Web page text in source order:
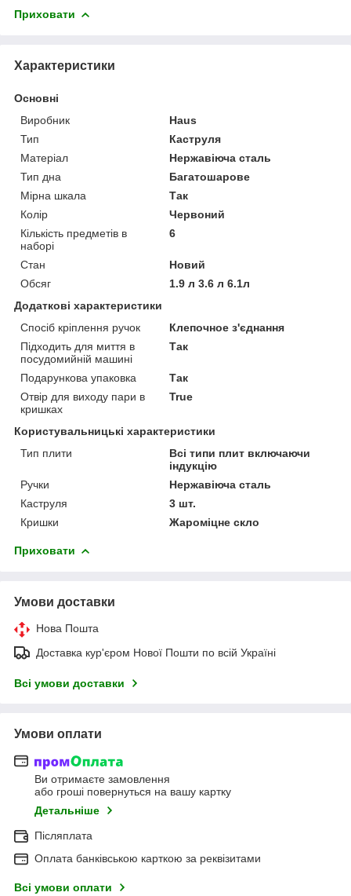
Приховати
Характеристики
Основні
Виробник
Haus
Тип
Каструля
Матеріал
Нержавіюча сталь
Тип дна
Багатошарове
Мірна шкала
Так
Колір
Червоний
Кількість предметів в
наборі
6
Стан
Новий
Обсяг
1.9 л 3.6 л 6.1л
Додаткові характеристики
Спосіб кріплення ручок
Клепочное з'єднання
Підходить для миття в
посудомийній машині
Так
Подарункова упаковка
Так
Отвір для виходу пари в
кришках
True
Користувальницькі характеристики
Тип плити
Всі типи плит включаючи
індукцію
Ручки
Нержавіюча сталь
Каструля
3 шт.
Кришки
Жароміцне скло
Приховати
Умови доставки
Нова Пошта
Доставка кур'єром Нової Пошти по всій Україні
Всі умови доставки
Умови оплати
Ви отримаєте замовлення
або гроші повернуться на вашу картку
Детальніше
Післяплата
Оплата банківською карткою за реквізитами
Всі умови оплати